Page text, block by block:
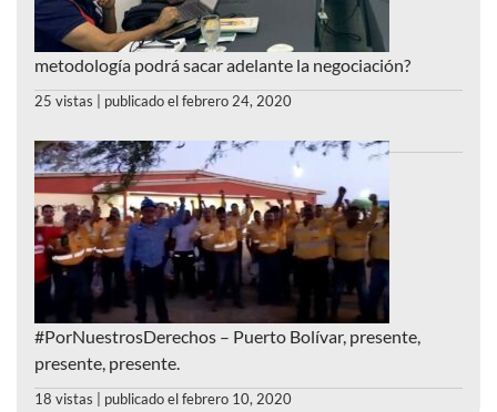
metodología podrá sacar adelante la negociación?
25 vistas publicado el febrero 24, 2020
#PorNuestrosDerechos – Puerto Bolívar, presente,
presente, presente.
18 vistas publicado el febrero 10, 2020